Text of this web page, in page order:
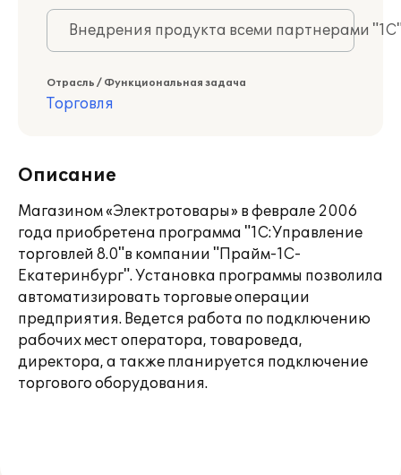
Внедрения продукта всеми партнерами
Отрасль / Функциональная задача
Торговля
Описание
Магазином «Электротовары» в феврале 2006
года приобретена программа "1С:Управление
торговлей 8.0"в компании "Прайм-1С-
Екатеринбург". Установка программы позволила
автоматизировать торговые операции
предприятия. Ведется работа по подключению
рабочих мест оператора, товароведа,
директора, а также планируется подключение
торгового оборудования.